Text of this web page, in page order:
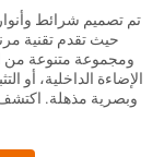
الإضاءة الداخلية، أو